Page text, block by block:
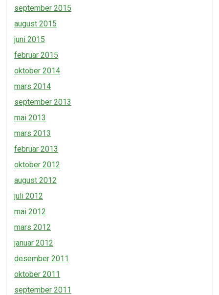
september 2015
august 2015
juni 2015
februar 2015
oktober 2014
mars 2014
september 2013
mai 2013
mars 2013
februar 2013
oktober 2012
august 2012
juli 2012
mai 2012
mars 2012
januar 2012
desember 2011
oktober 2011
september 2011